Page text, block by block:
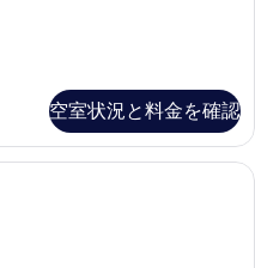
空室状況と料金を確認